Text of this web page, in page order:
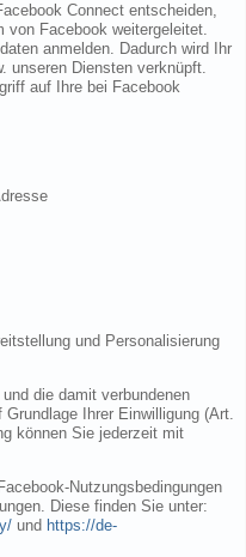
Connect entscheiden,
von Facebook weitergeleitet.
anmelden. Dadurch wird Ihr
unseren Diensten verknüpft.
auf Ihre bei Facebook
und Personalisierung
die damit verbundenen
Ihrer Einwilligung (Art.
können Sie jederzeit mit
Nutzungsbedingungen
Diese finden Sie unter:
und https://de-